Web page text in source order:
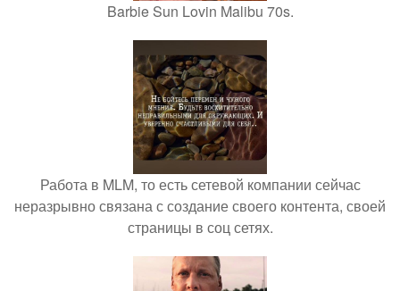
Barbie Sun Lovin Malibu 70s.
Работа в MLM, то есть сетевой компании сейчас
неразрывно связана с создание своего контента, своей
страницы в соц сетях.